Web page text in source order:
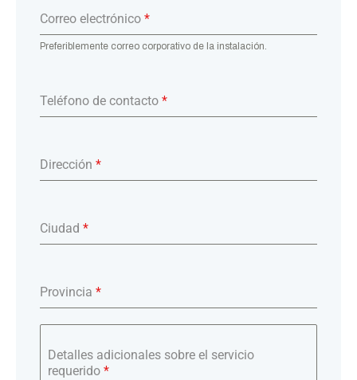
Correo electrónico *
Preferiblemente correo corporativo de la instalación.
Teléfono de contacto *
Dirección *
Ciudad *
Provincia *
Detalles adicionales sobre el servicio
requerido *